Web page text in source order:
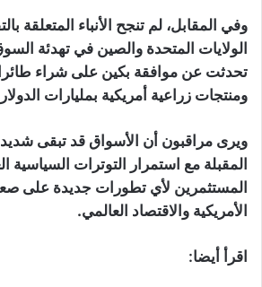
وفي المقابل، لم تنجح الأنباء المتعلقة
الولايات المتحدة والصين في تهدئة
ومنتجات زراعية أمريكية بمليارات
ويرى مراقبون أن الأسواق قد تبقى
المقبلة مع استمرار التوترات السياسية
المستثمرين لأي تطورات جديدة على
الأمريكية والاقتصاد العالمي.
اقرأ أيضا: